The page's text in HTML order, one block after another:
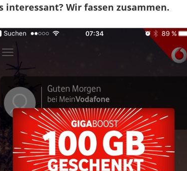
interessant? Wir fassen zusammen.